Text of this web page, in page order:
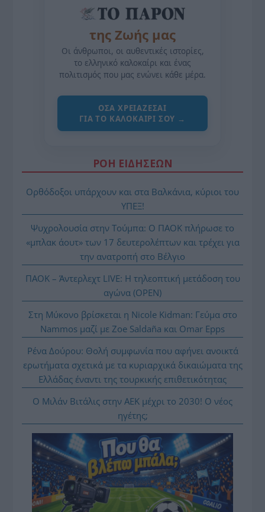
της Ζωής μας
Οι άνθρωποι, οι αυθεντικές ιστορίες,
το ελληνικό καλοκαίρι και ένας
πολιτισμός που μας ενώνει κάθε μέρα.
ΌΣΑ ΧΡΕΙΆΖΕΣΑΙ
ΓΙΑ ΤΟ ΚΑΛΟΚΑΊΡΙ ΣΟΥ →
ΡΟΗ ΕΙΔΗΣΕΩΝ
Ορθόδοξοι υπάρχουν και στα Βαλκάνια, κύριοι του
ΥΠΕΞ!
Ψυχρολουσία στην Τούμπα: Ο ΠΑΟΚ πλήρωσε το
«μπλακ άουτ» των 17 δευτερολέπτων και τρέχει για
την ανατροπή στο Βέλγιο
ΠΑΟΚ – Άντερλεχτ LIVE: Η τηλεοπτική μετάδοση του
αγώνα (OPEN)
Στη Μύκονο βρίσκεται η Nicole Kidman: Γεύμα στο
Nammos μαζί με Zoe Saldaña και Omar Epps
Ρένα Δούρου: Θολή συμφωνία που αφήνει ανοικτά
ερωτήματα σχετικά με τα κυριαρχικά δικαιώματα της
Ελλάδας έναντι της τουρκικής επιθετικότητας
Ο Μιλάν Βιτάλις στην ΑΕΚ μέχρι το 2030! Ο νέος
ηγέτης;